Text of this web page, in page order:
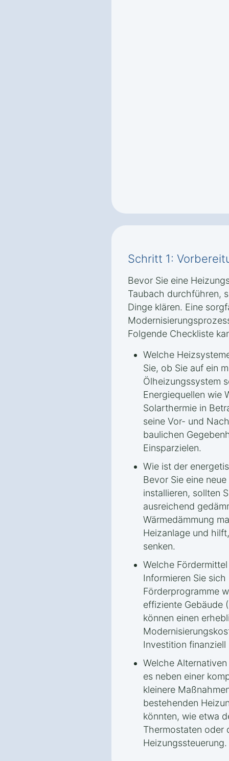
Schritt 1:
Bevor Sie eine
Taubach durchführen,
Dinge klären. Eine
Folgende Checkliste
Welche
Sie, ob Sie auf ein
Ölheizungssystem
Energiequellen wie
Solarthermie in
seine Vor- und
baulichen
Einsparzielen.
Wie ist der
Bevor Sie eine
installieren, sollten
ausreichend
Wärmedämmung
Heizanlage und
senken.
Welche
Informieren Sie
Förderprogramme
effiziente Gebäude
können einen
Investition finanziell
Welche
es neben einer
kleinere
bestehenden
könnten, wie etwa
Thermostaten oder
Heizungssteuerung.